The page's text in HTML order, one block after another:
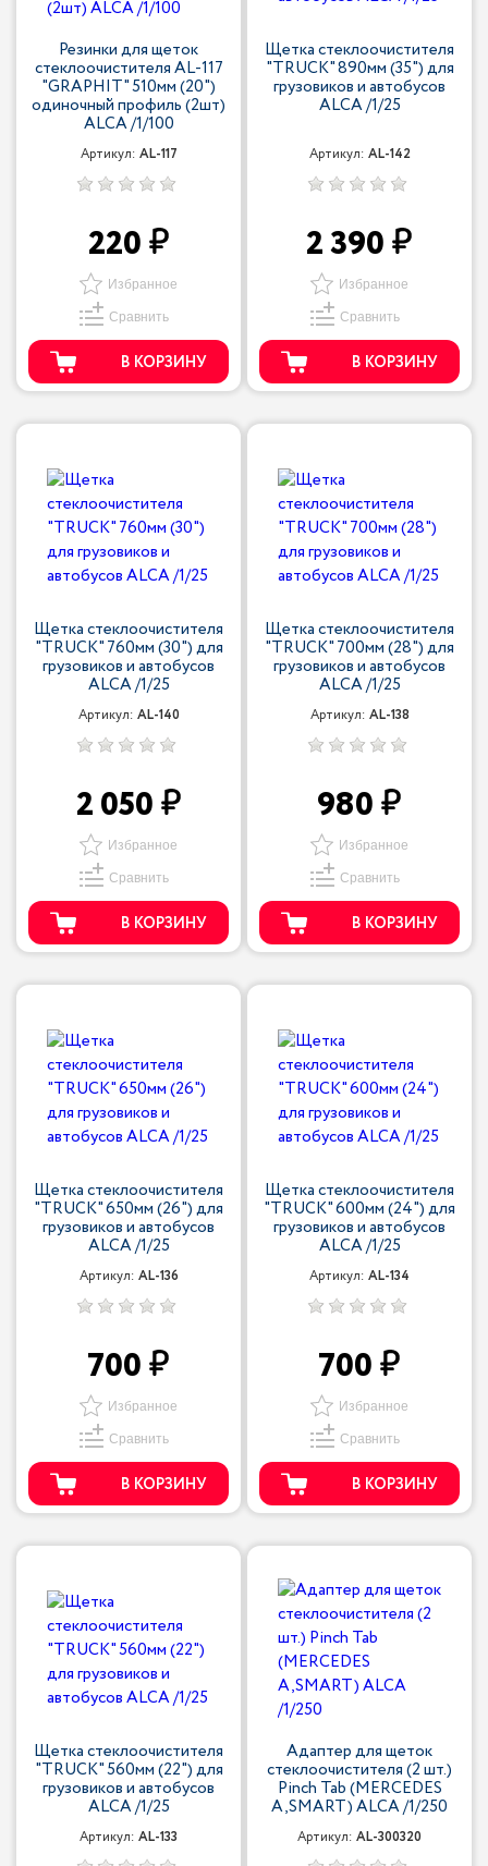
Резинки для щеток
стеклоочистителя AL-117
"GRAPHIT" 510мм (20")
одиночный профиль (2шт)
ALCA /1/100
Артикул: AL-117
220
Избранное
Сравнить
В КОРЗИНУ
Щетка стеклоочистителя
"TRUCK" 890мм (35") для
грузовиков и автобусов
ALCA /1/25
Артикул: AL-142
2 390
Избранное
Сравнить
В КОРЗИНУ
Щетка стеклоочистителя
"TRUCK" 760мм (30") для
грузовиков и автобусов
ALCA /1/25
Артикул: AL-140
2 050
Избранное
Сравнить
В КОРЗИНУ
Щетка стеклоочистителя
"TRUCK" 700мм (28") для
грузовиков и автобусов
ALCA /1/25
Артикул: AL-138
980
Избранное
Сравнить
В КОРЗИНУ
Щетка стеклоочистителя
"TRUCK" 650мм (26") для
грузовиков и автобусов
ALCA /1/25
Артикул: AL-136
700
Избранное
Сравнить
В КОРЗИНУ
Щетка стеклоочистителя
"TRUCK" 600мм (24") для
грузовиков и автобусов
ALCA /1/25
Артикул: AL-134
700
Избранное
Сравнить
В КОРЗИНУ
Щетка стеклоочистителя
"TRUCK" 560мм (22") для
грузовиков и автобусов
ALCA /1/25
Артикул: AL-133
Адаптер для щеток
стеклоочистителя (2 шт.)
Pinch Tab (MERCEDES
A,SMART) ALCA /1/250
Артикул: AL-300320